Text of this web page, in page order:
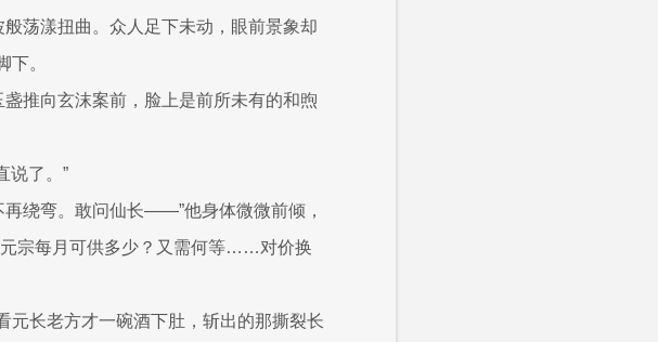
荡漾扭曲。众人足下未动，眼前景象却
。
推向玄沫案前，脸上是前所未有的和煦
说了。”
再绕弯。敢问仙长——”他身体微微前倾，
宗每月可供多少？又需何等……对价换
元长老方才一碗酒下肚，斩出的那撕裂长